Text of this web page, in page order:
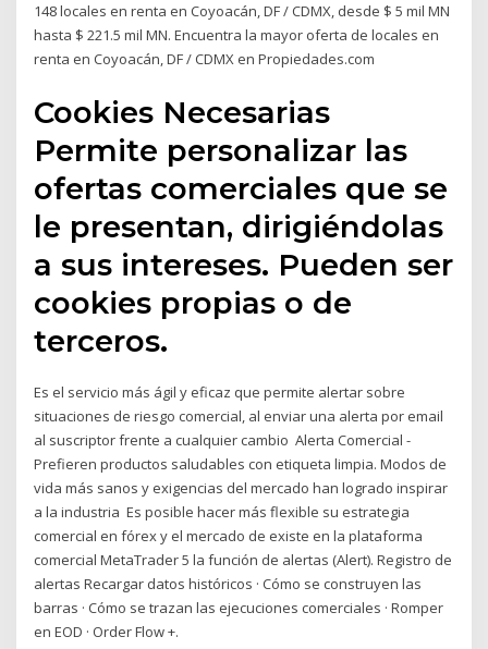
148 locales en renta en Coyoacán, DF / CDMX, desde $ 5 mil MN
hasta $ 221.5 mil MN. Encuentra la mayor oferta de locales en
renta en Coyoacán, DF / CDMX en Propiedades.com
Cookies Necesarias
Permite personalizar las
ofertas comerciales que se
le presentan, dirigiéndolas
a sus intereses. Pueden ser
cookies propias o de
terceros.
Es el servicio más ágil y eficaz que permite alertar sobre
situaciones de riesgo comercial, al enviar una alerta por email
al suscriptor frente a cualquier cambio Alerta Comercial -
Prefieren productos saludables con etiqueta limpia. Modos de
vida más sanos y exigencias del mercado han logrado inspirar
a la industria Es posible hacer más flexible su estrategia
comercial en fórex y el mercado de existe en la plataforma
comercial MetaTrader 5 la función de alertas (Alert). Registro de
alertas Recargar datos históricos · Cómo se construyen las
barras · Cómo se trazan las ejecuciones comerciales · Romper
en EOD · Order Flow +.